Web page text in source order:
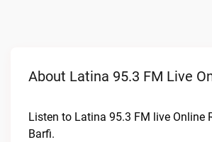
About Latina 95.3 FM Live
Listen to Latina 95.3 FM live Online
Barfi.